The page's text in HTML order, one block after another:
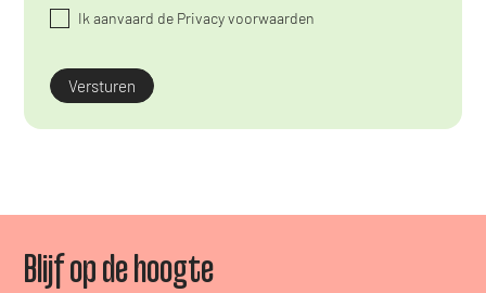
Ik aanvaard de Privacy voorwaarden
Blijf op de hoogte